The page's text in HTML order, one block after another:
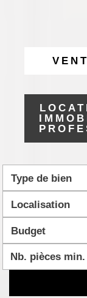
Type de bien
Localisation
Budget